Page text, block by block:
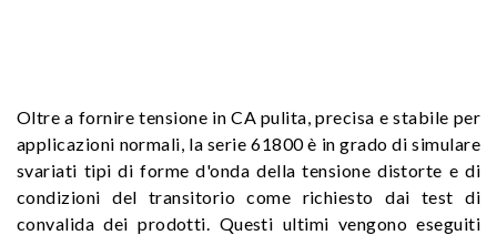
Oltre a fornire tensione in CA pulita, precisa e stabile per
applicazioni normali, la serie 61800 è in grado di simulare
svariati tipi di forme d'onda della tensione distorte e di
condizioni del transitorio come richiesto dai test di
convalida dei prodotti. Questi ultimi vengono eseguiti